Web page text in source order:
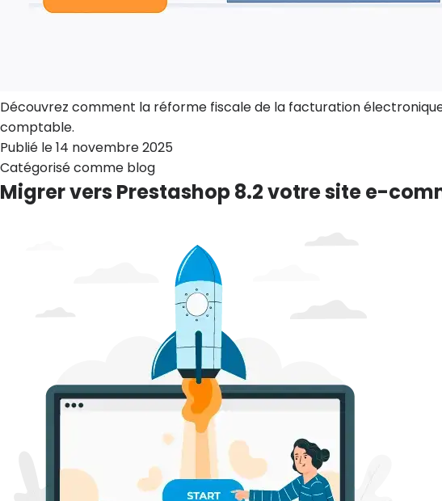
Découvrez comment la réforme fiscale de la facturation
comptable.
Publié le14 novembre 2025
Catégorisé comme blog
Migrer vers Prestashop 8.2 votre site e-